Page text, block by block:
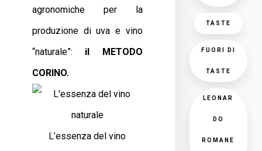
agronomiche per la
produzione di uva e vino
“naturale”: il METODO
CORINO.
L’essenza del vino
TASTE
FUORI DI
TASTE
LEONAR
DO
ROMANE